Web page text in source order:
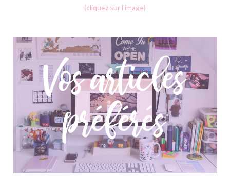
(cliquez sur l'image)